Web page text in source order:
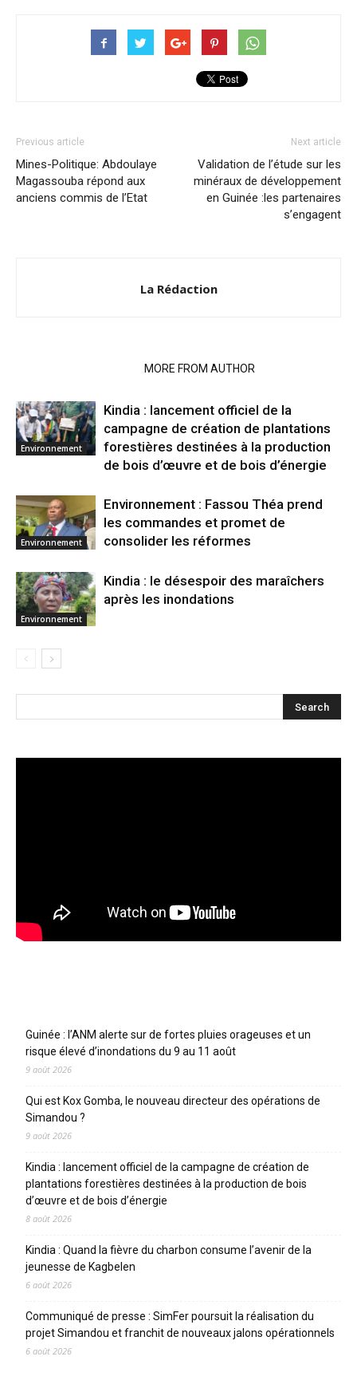
Previous article
Mines-Politique: Abdoulaye
Magassouba répond aux
anciens commis de l’Etat
Next article
Validation de l’étude sur les
minéraux de développement
en Guinée :les partenaires
s’engagent
La Rédaction
MORE FROM AUTHOR
Environnement
Kindia : lancement officiel de la
campagne de création de plantations
forestières destinées à la production
de bois d’œuvre et de bois d’énergie
Environnement
Environnement : Fassou Théa prend
les commandes et promet de
consolider les réformes
Environnement
Kindia : le désespoir des maraîchers
après les inondations
Guinée : l’ANM alerte sur de fortes pluies orageuses et un
risque élevé d’inondations du 9 au 11 août
9 août 2026
Qui est Kox Gomba, le nouveau directeur des opérations de
Simandou ?
9 août 2026
Kindia : lancement officiel de la campagne de création de
plantations forestières destinées à la production de bois
d’œuvre et de bois d’énergie
8 août 2026
Kindia : Quand la fièvre du charbon consume l’avenir de la
jeunesse de Kagbelen
6 août 2026
Communiqué de presse : SimFer poursuit la réalisation du
projet Simandou et franchit de nouveaux jalons opérationnels
6 août 2026